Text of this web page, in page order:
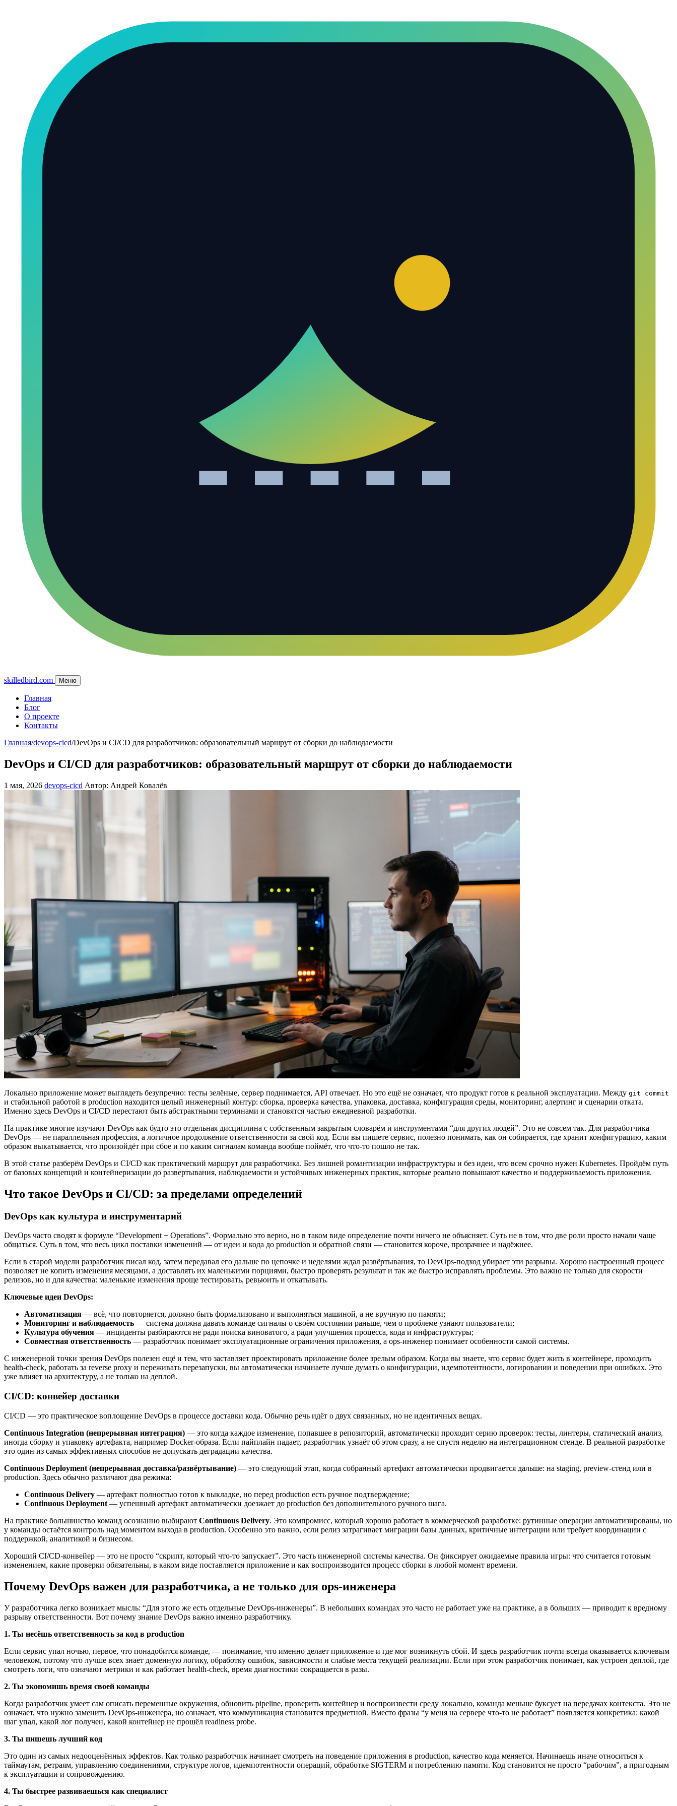
skilledbird.com Меню
Главная
Блог
О проекте
Контакты
Главная/devops-cicd/DevOps и CI/CD для разработчиков: образовательный маршрут от сборки до наблюдаемости
DevOps и CI/CD для разработчиков: образовательный маршрут от сборки до наблюдаемости
1 мая, 2026 devops-cicd Автор: Андрей Ковалёв
Локально приложение может выглядеть безупречно: тесты зелёные, сервер поднимается, API отвечает. Но это ещё не означает, что продукт готов к реальной эксплуатации. Между git commit
и стабильной работой в production находится целый инженерный контур: сборка, проверка качества, упаковка, доставка, конфигурация среды, мониторинг, алертинг и сценарии отката.
Именно здесь DevOps и CI/CD перестают быть абстрактными терминами и становятся частью ежедневной разработки.
На практике многие изучают DevOps как будто это отдельная дисциплина с собственным закрытым словарём и инструментами “для других людей”. Это не совсем так. Для разработчика
DevOps — не параллельная профессия, а логичное продолжение ответственности за свой код. Если вы пишете сервис, полезно понимать, как он собирается, где хранит конфигурацию, каким
образом выкатывается, что произойдёт при сбое и по каким сигналам команда вообще поймёт, что что-то пошло не так.
В этой статье разберём DevOps и CI/CD как практический маршрут для разработчика. Без лишней романтизации инфраструктуры и без идеи, что всем срочно нужен Kubernetes. Пройдём путь
от базовых концепций и контейнеризации до развертывания, наблюдаемости и устойчивых инженерных практик, которые реально повышают качество и поддерживаемость приложения.
Что такое DevOps и CI/CD: за пределами определений
DevOps как культура и инструментарий
DevOps часто сводят к формуле “Development + Operations”. Формально это верно, но в таком виде определение почти ничего не объясняет. Суть не в том, что две роли просто начали чаще
общаться. Суть в том, что весь цикл поставки изменений — от идеи и кода до production и обратной связи — становится короче, прозрачнее и надёжнее.
Если в старой модели разработчик писал код, затем передавал его дальше по цепочке и неделями ждал развёртывания, то DevOps-подход убирает эти разрывы. Хорошо настроенный процесс
позволяет не копить изменения месяцами, а доставлять их маленькими порциями, быстро проверять результат и так же быстро исправлять проблемы. Это важно не только для скорости
релизов, но и для качества: маленькие изменения проще тестировать, ревьюить и откатывать.
Ключевые идеи DevOps:
Автоматизация — всё, что повторяется, должно быть формализовано и выполняться машиной, а не вручную по памяти;
Мониторинг и наблюдаемость — система должна давать команде сигналы о своём состоянии раньше, чем о проблеме узнают пользователи;
Культура обучения — инциденты разбираются не ради поиска виноватого, а ради улучшения процесса, кода и инфраструктуры;
Совместная ответственность — разработчик понимает эксплуатационные ограничения приложения, а ops-инженер понимает особенности самой системы.
С инженерной точки зрения DevOps полезен ещё и тем, что заставляет проектировать приложение более зрелым образом. Когда вы знаете, что сервис будет жить в контейнере, проходить
health-check, работать за reverse proxy и переживать перезапуски, вы автоматически начинаете лучше думать о конфигурации, идемпотентности, логировании и поведении при ошибках. Это
уже влияет на архитектуру, а не только на деплой.
CI/CD: конвейер доставки
CI/CD — это практическое воплощение DevOps в процессе доставки кода. Обычно речь идёт о двух связанных, но не идентичных вещах.
Continuous Integration (непрерывная интеграция) — это когда каждое изменение, попавшее в репозиторий, автоматически проходит серию проверок: тесты, линтеры, статический анализ,
иногда сборку и упаковку артефакта, например Docker-образа. Если пайплайн падает, разработчик узнаёт об этом сразу, а не спустя неделю на интеграционном стенде. В реальной разработке
это один из самых эффективных способов не допускать деградации качества.
Continuous Deployment (непрерывная доставка/развёртывание) — это следующий этап, когда собранный артефакт автоматически продвигается дальше: на staging, preview-стенд или в
production. Здесь обычно различают два режима:
Continuous Delivery — артефакт полностью готов к выкладке, но перед production есть ручное подтверждение;
Continuous Deployment — успешный артефакт автоматически доезжает до production без дополнительного ручного шага.
На практике большинство команд осознанно выбирают Continuous Delivery. Это компромисс, который хорошо работает в коммерческой разработке: рутинные операции автоматизированы, но
у команды остаётся контроль над моментом выхода в production. Особенно это важно, если релиз затрагивает миграции базы данных, критичные интеграции или требует координации с
поддержкой, аналитикой и бизнесом.
Хороший CI/CD-конвейер — это не просто “скрипт, который что-то запускает”. Это часть инженерной системы качества. Он фиксирует ожидаемые правила игры: что считается готовым
изменением, какие проверки обязательны, в каком виде поставляется приложение и как воспроизводится процесс сборки в любой момент времени.
Почему DevOps важен для разработчика, а не только для ops-инженера
У разработчика легко возникает мысль: “Для этого же есть отдельные DevOps-инженеры”. В небольших командах это часто не работает уже на практике, а в больших — приводит к вредному
разрыву ответственности. Вот почему знание DevOps важно именно разработчику.
1. Ты несёшь ответственность за код в production
Если сервис упал ночью, первое, что понадобится команде, — понимание, что именно делает приложение и где мог возникнуть сбой. И здесь разработчик почти всегда оказывается ключевым
человеком, потому что лучше всех знает доменную логику, обработку ошибок, зависимости и слабые места текущей реализации. Если при этом разработчик понимает, как устроен деплой, где
смотреть логи, что означают метрики и как работает health-check, время диагностики сокращается в разы.
2. Ты экономишь время своей команды
Когда разработчик умеет сам описать переменные окружения, обновить pipeline, проверить контейнер и воспроизвести среду локально, команда меньше буксует на передачах контекста. Это не
означает, что нужно заменить DevOps-инженера, но означает, что коммуникация становится предметной. Вместо фразы “у меня на сервере что-то не работает” появляется конкретика: какой
шаг упал, какой лог получен, какой контейнер не прошёл readiness probe.
3. Ты пишешь лучший код
Это один из самых недооценённых эффектов. Как только разработчик начинает смотреть на поведение приложения в production, качество кода меняется. Начинаешь иначе относиться к
таймаутам, ретраям, управлению соединениями, структуре логов, идемпотентности операций, обработке SIGTERM и потреблению памяти. Код становится не просто “рабочим”, а пригодным
к эксплуатации и сопровождению.
4. Ты быстрее развиваешься как специалист